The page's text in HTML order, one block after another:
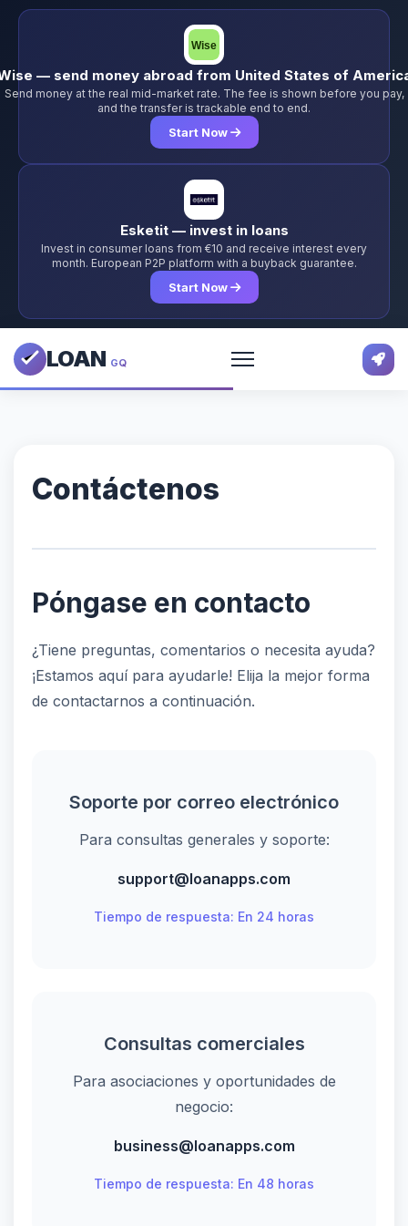
— send money abroad from United States of
Send money at the real mid-market rate. The fee is shown before you pay,
and the transfer is trackable end to end.
Start Now
Esketit — invest in loans
Invest in consumer loans from €10 and receive interest every
month. European P2P platform with a buyback guarantee.
Start Now
LOAN GQ
Contáctenos
Póngase en contacto
¿Tiene preguntas, comentarios o necesita ayuda?
¡Estamos aquí para ayudarle! Elija la mejor forma
de contactarnos a continuación.
Soporte por correo electrónico
Para consultas generales y soporte:
support@loanapps.com
Tiempo de respuesta: En 24 horas
Consultas comerciales
Para asociaciones y oportunidades de
negocio:
business@loanapps.com
Tiempo de respuesta: En 48 horas